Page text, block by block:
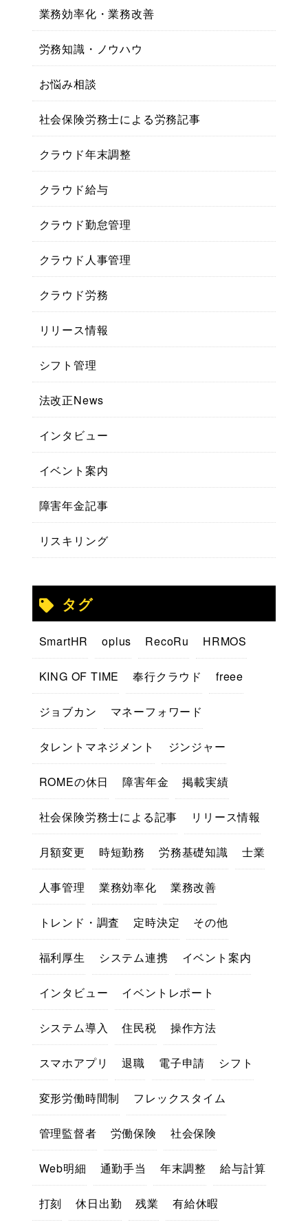
業務効率化・業務改善
労務知識・ノウハウ
お悩み相談
社会保険労務士による労務記事
クラウド年末調整
クラウド給与
クラウド勤怠管理
クラウド人事管理
クラウド労務
リリース情報
シフト管理
法改正News
インタビュー
イベント案内
障害年金記事
リスキリング
タグ
SmartHR oplus RecoRu HRMOS
KING OF TIME 奉行クラウド freee
ジョブカン マネーフォワード
タレントマネジメント ジンジャー
ROMEの休日 障害年金 掲載実績
社会保険労務士による記事 リリース情報
月額変更 時短勤務 労務基礎知識 士業
人事管理 業務効率化 業務改善
トレンド・調査 定時決定 その他
福利厚生 システム連携 イベント案内
インタビュー イベントレポート
システム導入 住民税 操作方法
スマホアプリ 退職 電子申請 シフト
変形労働時間制 フレックスタイム
管理監督者 労働保険 社会保険
Web明細 通勤手当 年末調整 給与計算
打刻 休日出勤 残業 有給休暇